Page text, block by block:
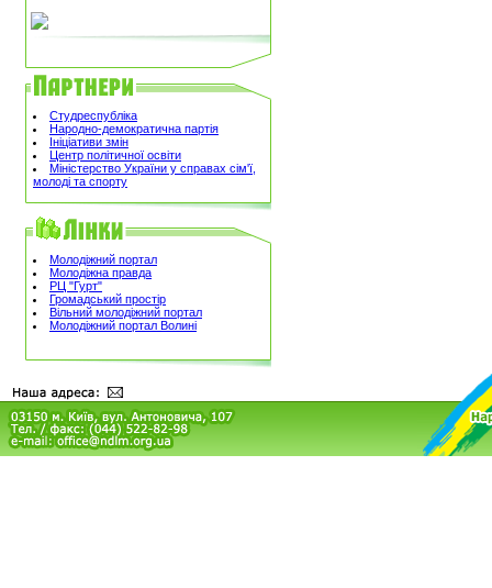
Студреспубліка
Народно-демократична партія
Ініціативи змін
Центр політичної освіти
Міністерство України у справах сім'ї,
молоді та спорту
Молодіжний портал
Молодіжна правда
РЦ "Гурт"
Громадський простір
Вільний молодіжний портал
Молодіжний портал Волині